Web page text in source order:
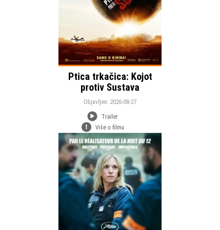
Ptica trkačica: Kojot
protiv Sustava
Objavljen: 2026-08-27
Trailer
Više o filmu
Jezik:
Objavljen:
Žanr:
kriminalistički
drama
Trajanje:
Jezik: